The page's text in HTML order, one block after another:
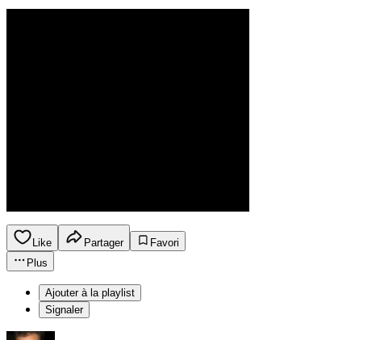
Like Partager
Favori
Plus
Ajouter à la playlist
Signaler